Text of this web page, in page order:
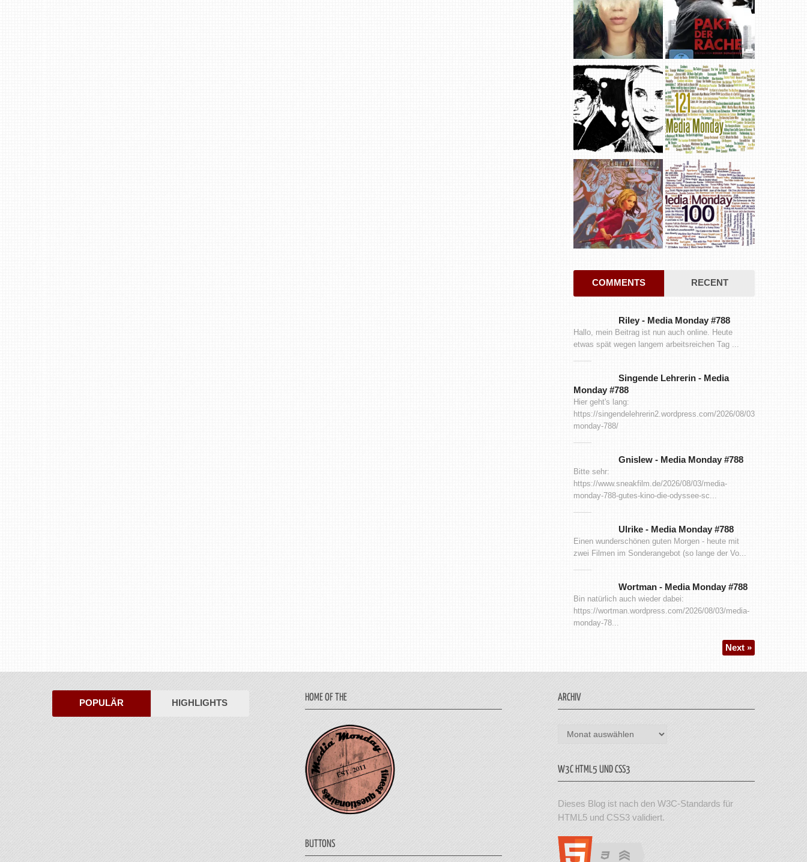
COMMENTS RECENT
Riley- Media Monday #788
Hallo, mein Beitrag ist nun auch online. Heute
etwas spät wegen langem arbeitsreichen Tag ...
Singende Lehrerin- Media
Monday #788
Hier geht's lang:
https://singendelehrerin2.wordpress.com/2026/08/03/media-
monday-788/
Gnislew- Media Monday #788
Bitte sehr:
https://www.sneakfilm.de/2026/08/03/media-
monday-788-gutes-kino-die-odyssee-sc...
Ulrike- Media Monday #788
Einen wunderschönen guten Morgen - heute mit
zwei Filmen im Sonderangebot (so lange der Vo...
Wortman- Media Monday #788
Bin natürlich auch wieder dabei:
https://wortman.wordpress.com/2026/08/03/media-
monday-78...
Next »
POPULÄR HIGHLIGHTS HOME OF THE
BUTTONS
ARCHIV
Archiv
W3C HTML5 UND CSS3
Dieses Blog ist nach den W3C-Standards für
HTML5 und CSS3 validiert.